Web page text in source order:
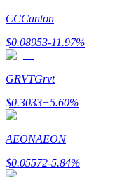
Gids
Futures-startgids
CCCanton
$0.08953-11.97%
GRVTGrvt
$0.3033+5.60%
AEONAEON
$0.05572-5.84%